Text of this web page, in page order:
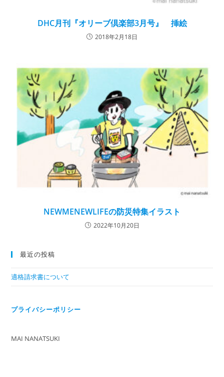
DHC月刊『オリーブ倶楽部3月号』 挿絵
2018年2月18日
NEWMENEWLIFEの防災特集イラスト
2022年10月20日
最近の投稿
適格請求書について
プライバシーポリシー
MAI NANATSUKI